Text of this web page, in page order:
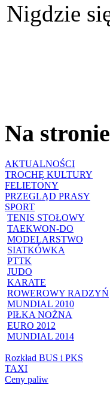
Nigdzie
Na stronie
AKTUALNOŚCI
TROCHĘ KULTURY
FELIETONY
PRZEGLĄD PRASY
SPORT
TENIS STOŁOWY
TAEKWON-DO
MODELARSTWO
SIATKÓWKA
PTTK
JUDO
KARATE
ROWEROWY RADZYŃ
MUNDIAL 2010
PIŁKA NOŻNA
EURO 2012
MUNDIAL 2014
Rozkład BUS i PKS
TAXI
Ceny paliw